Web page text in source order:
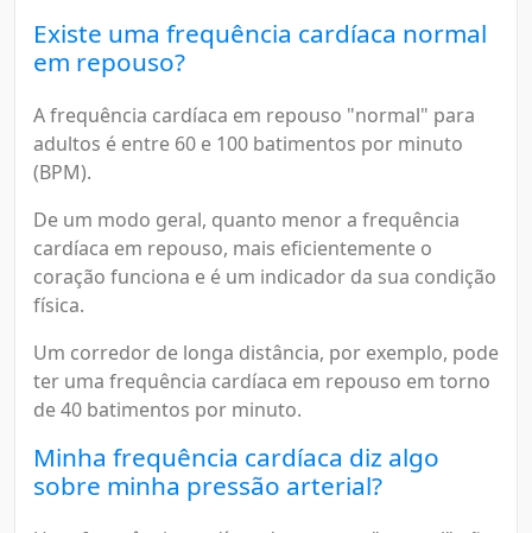
Existe uma frequência cardíaca normal
em repouso?
A frequência cardíaca em repouso "normal" para
adultos é entre 60 e 100 batimentos por minuto
(BPM).
De um modo geral, quanto menor a frequência
cardíaca em repouso, mais eficientemente o
coração funciona e é um indicador da sua condição
física.
Um corredor de longa distância, por exemplo, pode
ter uma frequência cardíaca em repouso em torno
de 40 batimentos por minuto.
Minha frequência cardíaca diz algo
sobre minha pressão arterial?